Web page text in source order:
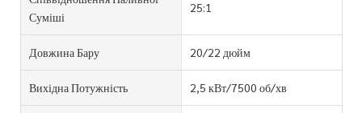
Суміші
25:1
Довжина Бару 20/22 дюйм
Вихідна Потужність 2,5 кВт/7500 об/хв